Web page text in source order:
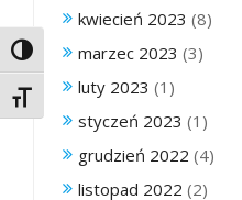
Toggle High Contrast
Toggle Font size
kwiecień 2023 (8)
marzec 2023 (3)
luty 2023 (1)
styczeń 2023 (1)
grudzień 2022 (4)
listopad 2022 (2)